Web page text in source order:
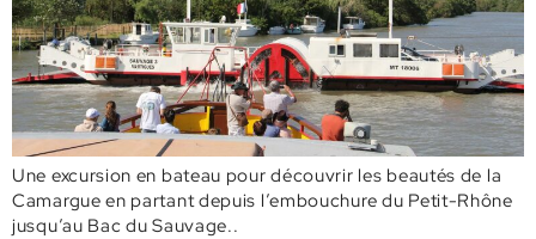
Une excursion en bateau pour découvrir les beautés de la
Camargue en partant depuis l’embouchure du Petit-Rhône
jusqu’au Bac du Sauvage..